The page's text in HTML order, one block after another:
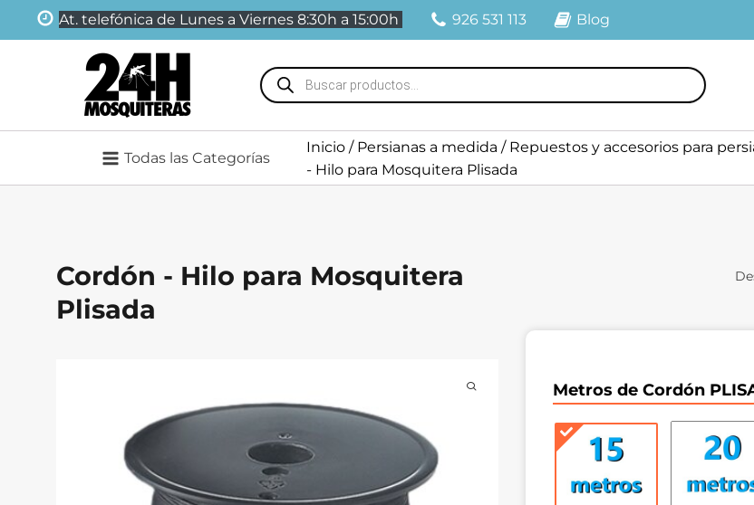
At. telefónica de Lunes a Viernes 8:30h a 15:00h 926 531 113 Blog
Búsqueda
de
Todas las Categorías
Inicio / Persianas a medida / Repuestos y accesorios para
- Hilo para Mosquitera Plisada
Cordón - Hilo para Mosquitera
Plisada
Metros de Cordón